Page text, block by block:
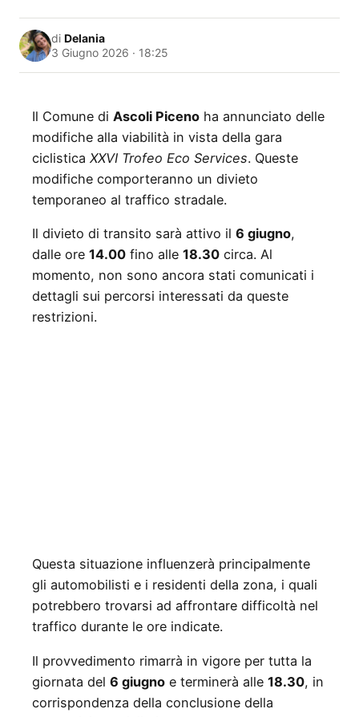
di Delania
3 Giugno 2026 · 18:25
Il Comune di Ascoli Piceno ha annunciato delle
modifiche alla viabilità in vista della gara
ciclistica XXVI Trofeo Eco Services. Queste
modifiche comporteranno un divieto
temporaneo al traffico stradale.
Il divieto di transito sarà attivo il 6 giugno,
dalle ore 14.00 fino alle 18.30 circa. Al
momento, non sono ancora stati comunicati i
dettagli sui percorsi interessati da queste
restrizioni.
Questa situazione influenzerà principalmente
gli automobilisti e i residenti della zona, i quali
potrebbero trovarsi ad affrontare difficoltà nel
traffico durante le ore indicate.
Il provvedimento rimarrà in vigore per tutta la
giornata del 6 giugno e terminerà alle 18.30, in
corrispondenza della conclusione della